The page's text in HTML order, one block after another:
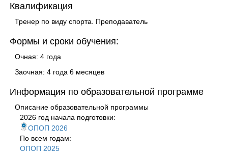
Квалификация
Тренер по виду спорта. Преподаватель
Формы и сроки обучения:
Очная: 4 года
Заочная: 4 года 6 месяцев
Информация по образовательной программе
Описание образовательной программы
2026 год начала подготовки:
ОПОП 2026
По всем годам:
ОПОП 2025